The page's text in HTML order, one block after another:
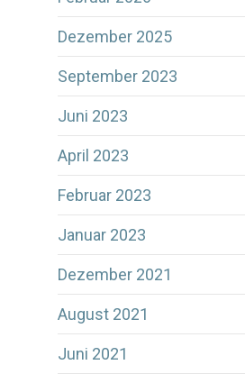
Dezember 2025
September 2023
Juni 2023
April 2023
Februar 2023
Januar 2023
Dezember 2021
August 2021
Juni 2021